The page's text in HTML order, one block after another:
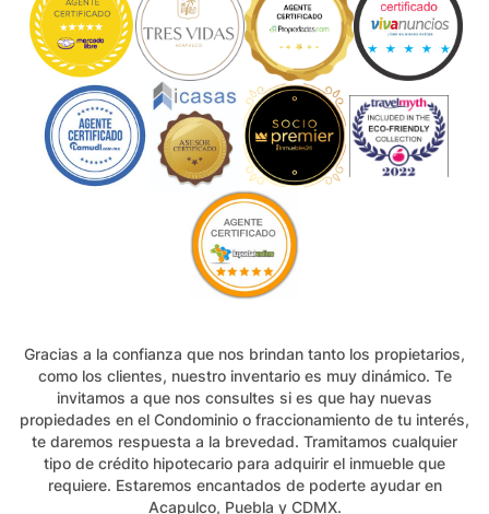
Gracias a la confianza que nos brindan tanto los propietarios,
como los clientes, nuestro inventario es muy dinámico. Te
invitamos a que nos consultes si es que hay nuevas
propiedades en el Condominio o fraccionamiento de tu interés,
te daremos respuesta a la brevedad. Tramitamos cualquier
tipo de crédito hipotecario para adquirir el inmueble que
requiere. Estaremos encantados de poderte ayudar en
Acapulco, Puebla y CDMX.